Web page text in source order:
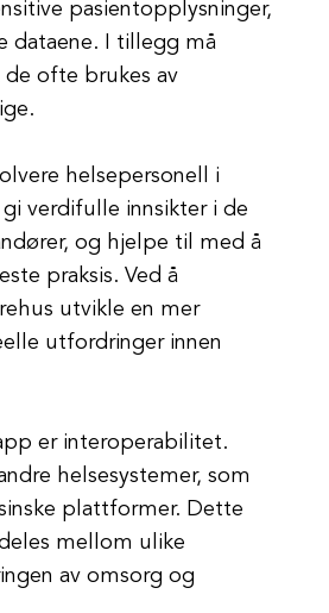
pasientopplysninger,
dataene. I tillegg må
ofte brukes av
helsepersonell i
verdifulle innsikter i de
og hjelpe til med å
praksis. Ved å
utvikle en mer
utfordringer innen
er interoperabilitet.
helsesystemer, som
plattformer. Dette
mellom ulike
av omsorg og